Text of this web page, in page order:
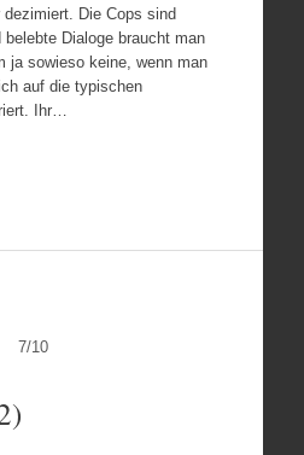
Die Cops sind
belebte Dialoge braucht man
ja sowieso keine, wenn man
auf die typischen
Ihr…
7/10